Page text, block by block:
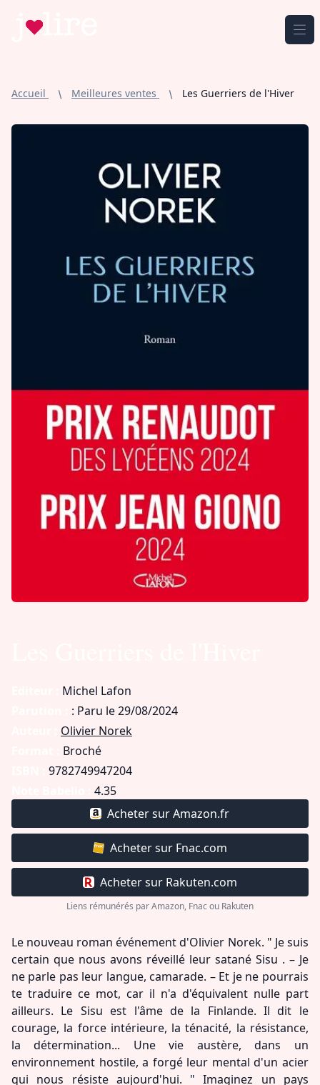
Accueil Meilleures ventes Les Guerriers de l'Hiver
Michel Lafon
: Paru le 29/08/2024
Olivier Norek
Broché
9782749947204
4.35
Acheter sur Amazon.fr
Acheter sur Fnac.com
Acheter sur Rakuten.com
Liens rémunérés par Amazon, Fnac ou Rakuten
Le nouveau roman événement d'Olivier Norek. " Je suis
certain que nous avons réveillé leur satané Sisu . – Je
ne parle pas leur langue, camarade. – Et je ne pourrais
te traduire ce mot, car il n'a d'équivalent nulle part
ailleurs. Le Sisu est l'âme de la Finlande. Il dit le
courage, la force intérieure, la ténacité, la résistance,
la détermination... Une vie austère, dans un
environnement hostile, a forgé leur mental d'un acier
qui nous résiste aujourd'hui. " Imaginez un pays